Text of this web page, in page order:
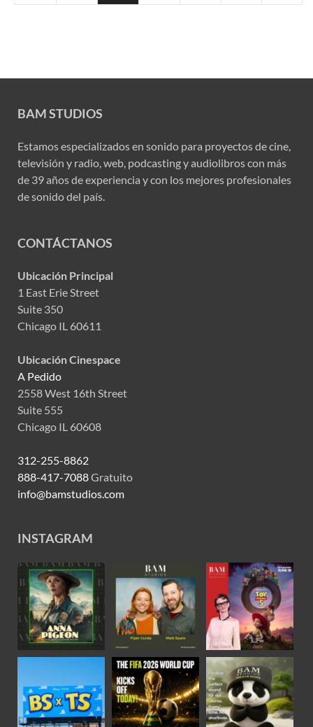
BAM STUDIOS
Estamos especializados en sonido para proyectos de cine,
televisión y radio, web, podcasting y audiolibros con más
de 39 años de experiencia y con los mejores profesionales
de sonido del país.
CONTÁCTANOS
Ubicación Principal
1 East Erie Street
Suite 350
Chicago IL 60611
Ubicación Cinespace
A Pedido
2558 West 16th Street
Suite 555
Chicago IL 60608
312-255-8862
888-417-7088Gratuito
info@bamstudios.com
INSTAGRAM